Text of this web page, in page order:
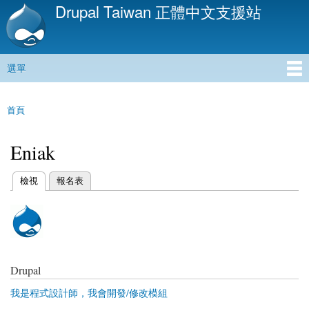
移
內
Drupal Taiwan 正體中文支援站
主選單
選單
您在這裡
首頁
Eniak
主要索引標籤
檢視
(作用中頁籤) 報名表
Drupal
我是程式設計師，我會開發/修改模組